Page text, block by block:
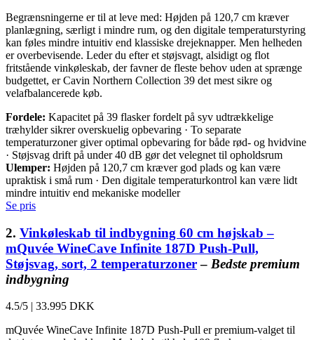
Begrænsningerne er til at leve med: Højden på 120,7 cm kræver
planlægning, særligt i mindre rum, og den digitale temperaturstyring
kan føles mindre intuitiv end klassiske drejeknapper. Men helheden
er overbevisende. Leder du efter et støjsvagt, alsidigt og flot
fritstående vinkøleskab, der favner de fleste behov uden at sprænge
budgettet, er Cavin Northern Collection 39 det mest sikre og
velafbalancerede køb.
Fordele: Kapacitet på 39 flasker fordelt på syv udtrækkelige
træhylder sikrer overskuelig opbevaring · To separate
temperaturzoner giver optimal opbevaring for både rød- og hvidvine
· Støjsvag drift på under 40 dB gør det velegnet til opholdsrum
Ulemper: Højden på 120,7 cm kræver god plads og kan være
upraktisk i små rum · Den digitale temperaturkontrol kan være lidt
mindre intuitiv end mekaniske modeller
Se pris
2. Vinkøleskab til indbygning 60 cm højskab –
mQuvée WineCave Infinite 187D Push-Pull,
Støjsvag, sort, 2 temperaturzoner– Bedste premium
indbygning
4.5/5 | 33.995 DKK
mQuvée WineCave Infinite 187D Push-Pull er premium-valget til